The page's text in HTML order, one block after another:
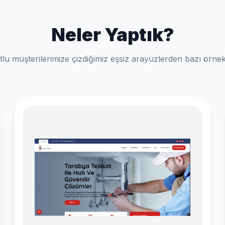
Neler Yaptık?
müşterilerimize çizdiğimiz eşsiz arayüzlerden bazı